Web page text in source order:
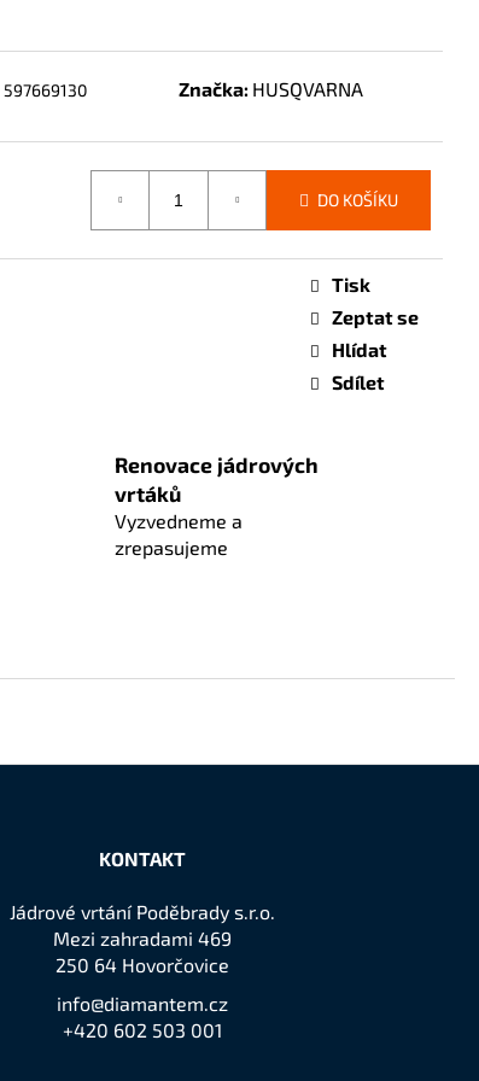
597669130 Značka: HUSQVARNA
DO KOŠÍKU
Tisk
Zeptat se
Hlídat
Sdílet
Renovace jádrových
vrtáků
Vyzvedneme a
zrepasujeme
KONTAKT
Jádrové vrtání Poděbrady s.r.o.
Mezi zahradami 469
250 64 Hovorčovice
info@diamantem.cz
+420 602 503 001